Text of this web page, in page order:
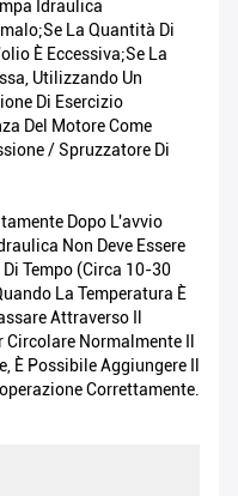
Idraulica
La Quantità Di
È Eccessiva;se La
Utilizzando Un
Di Esercizio
Del Motore Come
/ Spruzzatore Di
Dopo L'avvio
Non Deve Essere
Tempo (circa 10-30
La Temperatura È
Attraverso Il
Normalmente Il
Possibile Aggiungere Il
Correttamente.